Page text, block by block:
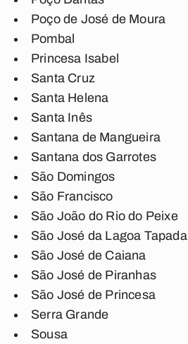
Poço de José de Moura
Pombal
Princesa Isabel
Santa Cruz
Santa Helena
Santa Inês
Santana de Mangueira
Santana dos Garrotes
São Domingos
São Francisco
São João do Rio do Peixe
São José da Lagoa Tapada
São José de Caiana
São José de Piranhas
São José de Princesa
Serra Grande
Sousa